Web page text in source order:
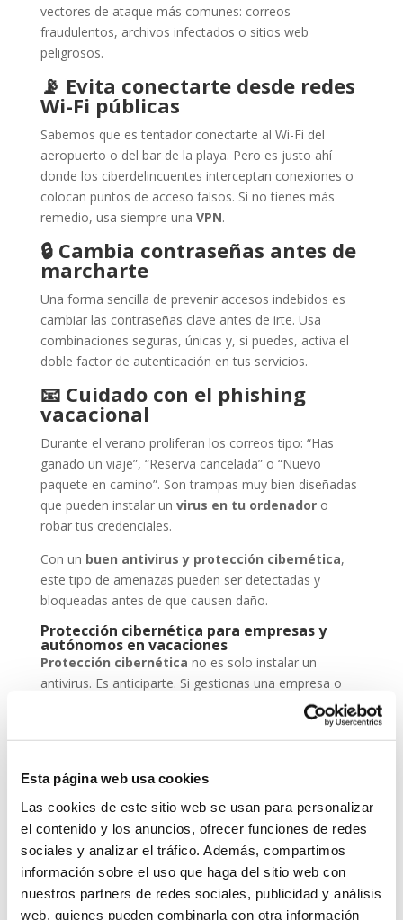
Esta página web usa cookies
Las cookies de este sitio web se usan para personalizar
el contenido y los anuncios, ofrecer funciones de redes
sociales y analizar el tráfico. Además, compartimos
información sobre el uso que haga del sitio web con
nuestros partners de redes sociales, publicidad y análisis
web, quienes pueden combinarla con otra información
vectores de ataque más comunes: correos
fraudulentos, archivos infectados o sitios web
peligrosos.
📡 Evita conectarte desde redes
Wi-Fi públicas
Sabemos que es tentador conectarte al Wi-Fi del
aeropuerto o del bar de la playa. Pero es justo ahí
donde los ciberdelincuentes interceptan conexiones o
colocan puntos de acceso falsos. Si no tienes más
remedio, usa siempre una VPN.
🔒Cambia contraseñas antes de
marcharte
Una forma sencilla de prevenir accesos indebidos es
cambiar las contraseñas clave antes de irte. Usa
combinaciones seguras, únicas y, si puedes, activa el
doble factor de autenticación en tus servicios.
📧Cuidado con el phishing
vacacional
Durante el verano proliferan los correos tipo: “Has
ganado un viaje”, “Reserva cancelada” o “Nuevo
paquete en camino”. Son trampas muy bien diseñadas
que pueden instalar un virus en tu ordenadoro
robar tus credenciales.
Con un buen antivirus y protección cibernética,
este tipo de amenazas pueden ser detectadas y
bloqueadas antes de que causen daño.
Protección cibernética para empresas y
autónomos en vacaciones
Protección cibernética no es solo instalar un
antivirus. Es anticiparte. Si gestionas una empresa o
eres autónomo, deja tus sistemas configurados para
trabajar en remoto de forma segura, mantén backups
actualizados y asegúrate de que tu antivirus está al día.
En System Network Communication, trabajamos cada
día con autónomos y pymes que confían su seguridad
, porque entienden que un
ataque en vacaciones puede suponer una pérdida de
datos, ingresos y reputación.
En System Network Communication, trabajamos cada
día con autónomos y pymes que confían su seguridad